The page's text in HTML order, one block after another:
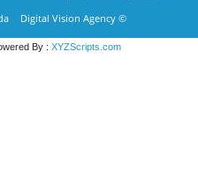
Digital Vision Agency ©
By : XYZScripts.com